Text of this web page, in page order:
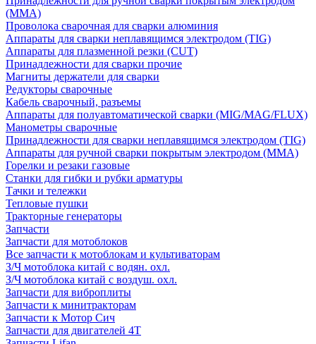
(MMA)
Проволока сварочная для сварки алюминия
Аппараты для сварки неплавящимся электродом (TIG)
Аппараты для плазменной резки (CUT)
Принадлежности для сварки прочие
Магниты держатели для сварки
Редукторы сварочные
Кабель сварочный, разъемы
Аппараты для полуавтоматической сварки (MIG/MAG/FLUX)
Манометры сварочные
Принадлежности для сварки неплавящимся электродом (TIG)
Аппараты для ручной сварки покрытым электродом (MMA)
Горелки и резаки газовые
Станки для гибки и рубки арматуры
Тачки и тележки
Тепловые пушки
Тракторные генераторы
Запчасти
Запчасти для мотоблоков
Все запчасти к мотоблокам и культиваторам
З/Ч мотоблока китай с водян. охл.
З/Ч мотоблока китай с воздуш. охл.
Запчасти для виброплиты
Запчасти к минитракторам
Запчасти к Мотор Сич
Запчасти для двигателей 4Т